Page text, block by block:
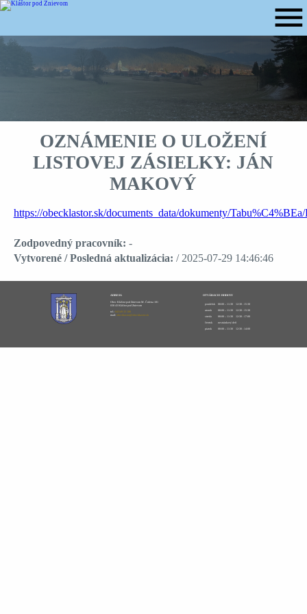
menu
OZNÁMENIE O ULOŽENÍ
LISTOVEJ ZÁSIELKY: JÁN
MAKOVÝ
https://obecklastor.sk/documents_data/dokumenty/
Zodpovedný pracovník: -
Vytvorené / Posledná aktualizácia: / 2025-07-29 14:46:46
ADRESA
Obec Kláštor pod Znievom M. Čulena 181
038 43 Kláštor pod Znievom
tel.: 043/49 33 100
mail:obecklastor@obecklastor.sk
OTVÁRACIE HODINY
pondelok 08:00 – 11:30
12:30 - 15:30
utorok
08:00 – 11:30
12:30 - 15:30
streda
08:00 – 11:30
12:30 - 17:00
štvrtok
nestránkový deň
piatok
08:00 – 11:30 12:30 - 14:00